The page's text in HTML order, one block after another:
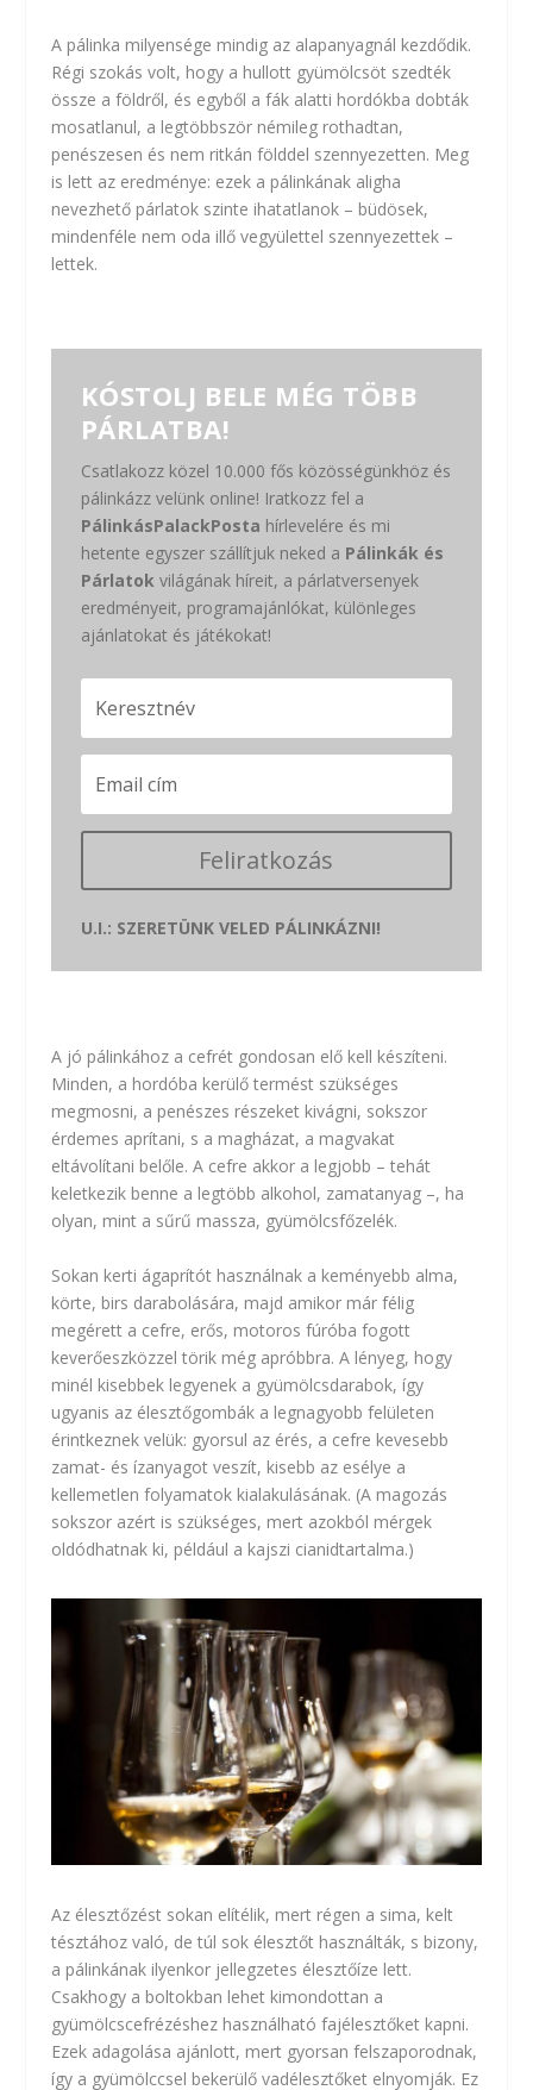
A pálinka milyensége mindig az alapanyagnál kezdődik.
Régi szokás volt, hogy a hullott gyümölcsöt szedték
össze a földről, és egyből a fák alatti hordókba dobták
mosatlanul, a legtöbbször némileg rothadtan,
penészesen és nem ritkán földdel szennyezetten. Meg
is lett az eredménye: ezek a pálinkának aligha
nevezhető párlatok szinte ihatatlanok – büdösek,
mindenféle nem oda illő vegyülettel szennyezettek –
lettek.
KÓSTOLJ BELE MÉG TÖBB
PÁRLATBA!
Csatlakozz közel 10.000 fős közösségünkhöz és
pálinkázz velünk online! Iratkozz fel a
PálinkásPalackPosta hírlevelére és mi
hetente egyszer szállítjuk neked a Pálinkák és
Párlatokvilágának híreit, a párlatversenyek
eredményeit, programajánlókat, különleges
ajánlatokat és játékokat!
Feliratkozás
U.I.: SZERETÜNK VELED PÁLINKÁZNI!
A jó pálinkához a cefrét gondosan elő kell készíteni.
Minden, a hordóba kerülő termést szükséges
megmosni, a penészes részeket kivágni, sokszor
érdemes aprítani, s a magházat, a magvakat
eltávolítani belőle. A cefre akkor a legjobb – tehát
keletkezik benne a legtöbb alkohol, zamatanyag –, ha
olyan, mint a sűrű massza, gyümölcsfőzelék.
Sokan kerti ágaprítót használnak a keményebb alma,
körte, birs darabolására, majd amikor már félig
megérett a cefre, erős, motoros fúróba fogott
keverőeszközzel törik még apróbbra. A lényeg, hogy
minél kisebbek legyenek a gyümölcsdarabok, így
ugyanis az élesztőgombák a legnagyobb felületen
érintkeznek velük: gyorsul az érés, a cefre kevesebb
zamat- és ízanyagot veszít, kisebb az esélye a
kellemetlen folyamatok kialakulásának. (A magozás
sokszor azért is szükséges, mert azokból mérgek
oldódhatnak ki, például a kajszi cianidtartalma.)
Az élesztőzést sokan elítélik, mert régen a sima, kelt
tésztához való, de túl sok élesztőt használták, s bizony,
a pálinkának ilyenkor jellegzetes élesztőíze lett.
Csakhogy a boltokban lehet kimondottan a
gyümölcscefrézéshez használható fajélesztőket kapni.
Ezek adagolása ajánlott, mert gyorsan felszaporodnak,
így a gyümölccsel bekerülő vadélesztőket elnyomják. Ez